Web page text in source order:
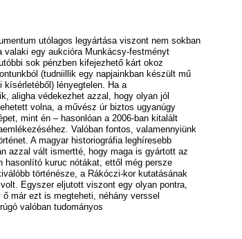
utólagos legyártása viszont nem sokban
valaki egy aukcióra Munkácsy-festményt
sok pénzben kifejezhető kárt okoz
(tudniillik egy napjainkban készült mű
kísérletéből) lényegtelen. Ha a
aligha védekezhet azzal, hogy olyan jól
volna, a művész úr biztos ugyanúgy
mint én – hasonlóan a 2006-ban kitalált
Valóban fontos, valamennyiünk
A magyar historiográfia leghíresebb
azzal vált ismertté, hogy maga is gyártott az
hasonlító kuruc nótákat, ettől még persze
történésze, a Rákóczi-kor kutatásának
Egyszer eljutott viszont egy olyan pontra,
már ezt is megteheti, néhány verssel
valóban tudományos